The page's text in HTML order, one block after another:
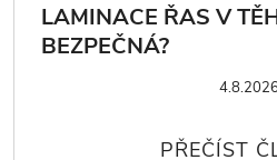
LAMINACE ŘAS V
BEZPEČNÁ?
4.8.2026